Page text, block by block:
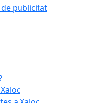
de publicitat